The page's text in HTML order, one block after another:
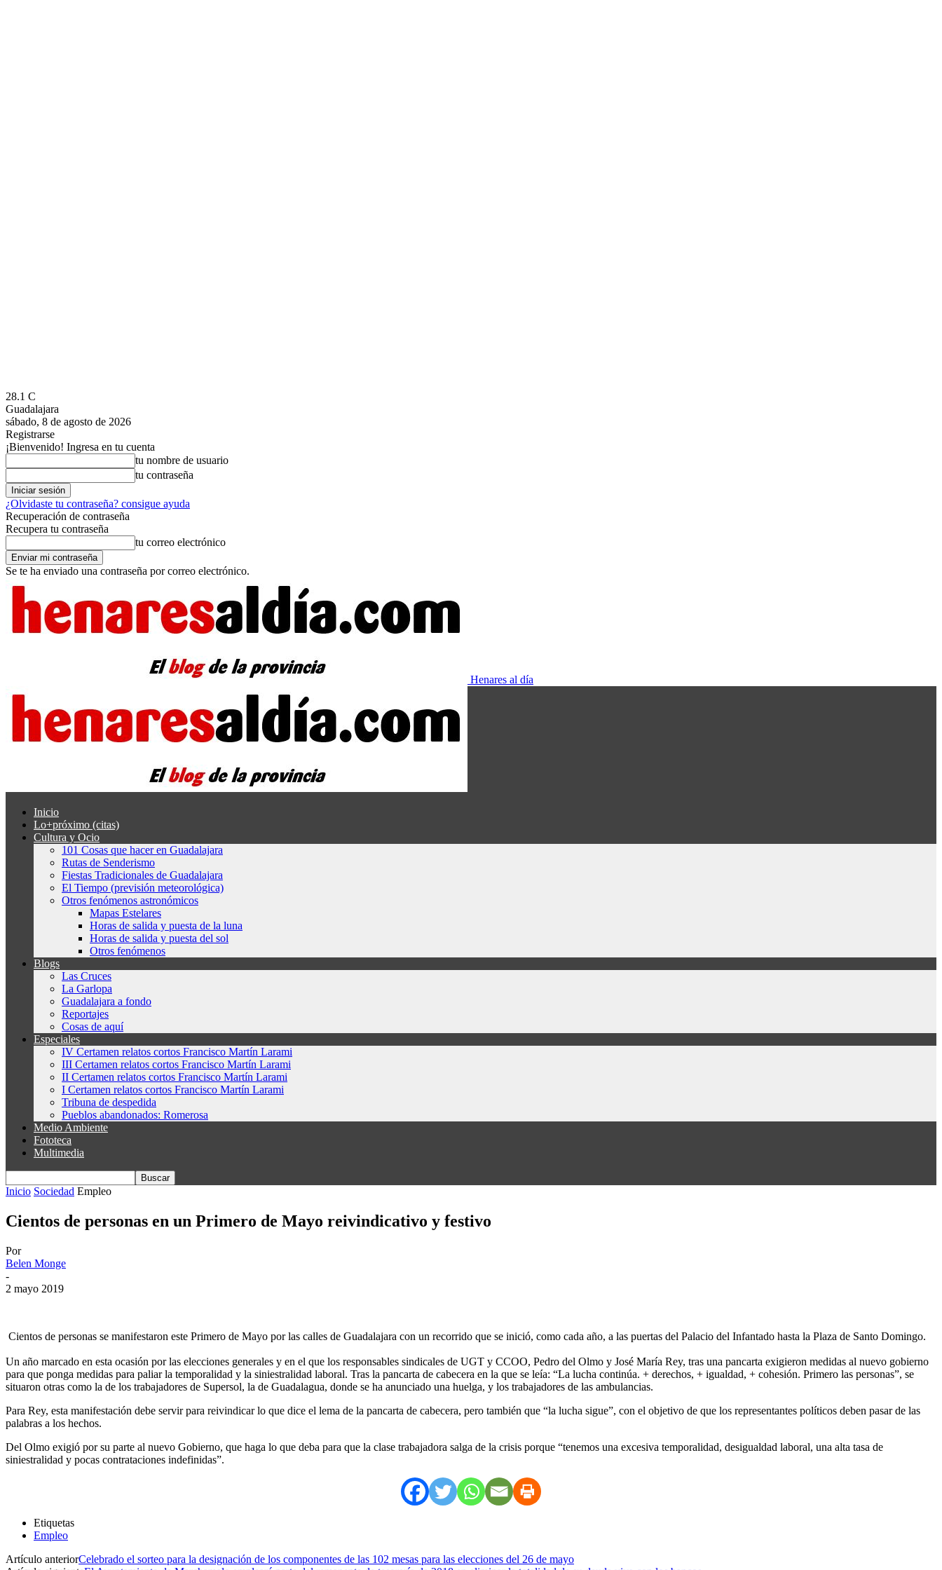
28.1 C
Guadalajara
sábado, 8 de agosto de 2026
Registrarse
¡Bienvenido! Ingresa en tu cuenta
tu nombre de usuario
tu contraseña
¿Olvidaste tu contraseña? consigue ayuda
Recuperación de contraseña
Recupera tu contraseña
tu correo electrónico
Se te ha enviado una contraseña por correo electrónico.
Henares al día
Inicio
Lo+próximo (citas)
Cultura y Ocio
101 Cosas que hacer en Guadalajara
Rutas de Senderismo
Fiestas Tradicionales de Guadalajara
El Tiempo (previsión meteorológica)
Otros fenómenos astronómicos
Mapas Estelares
Horas de salida y puesta de la luna
Horas de salida y puesta del sol
Otros fenómenos
Blogs
Las Cruces
La Garlopa
Guadalajara a fondo
Reportajes
Cosas de aquí
Especiales
IV Certamen relatos cortos Francisco Martín Larami
III Certamen relatos cortos Francisco Martín Larami
II Certamen relatos cortos Francisco Martín Larami
I Certamen relatos cortos Francisco Martín Larami
Tribuna de despedida
Pueblos abandonados: Romerosa
Medio Ambiente
Fototeca
Multimedia
Inicio Sociedad Empleo
Cientos de personas en un Primero de Mayo reivindicativo y festivo
Por
Belen Monge
-
2 mayo 2019
Cientos de personas se manifestaron este Primero de Mayo por las calles de Guadalajara con un recorrido que se inició, como cada año, a las puertas del Palacio del Infantado hasta la Plaza de Santo Domingo.
Un año marcado en esta ocasión por las elecciones generales y en el que los responsables sindicales de UGT y CCOO, Pedro del Olmo y José María Rey, tras una pancarta exigieron medidas al nuevo gobierno
para que ponga medidas para paliar la temporalidad y la siniestralidad laboral. Tras la pancarta de cabecera en la que se leía: “La lucha continúa. + derechos, + igualdad, + cohesión. Primero las personas”, se
situaron otras como la de los trabajadores de Supersol, la de Guadalagua, donde se ha anunciado una huelga, y los trabajadores de las ambulancias.
Para Rey, esta manifestación debe servir para reivindicar lo que dice el lema de la pancarta de cabecera, pero también que “la lucha sigue”, con el objetivo de que los representantes políticos deben pasar de las
palabras a los hechos.
Del Olmo exigió por su parte al nuevo Gobierno, que haga lo que deba para que la clase trabajadora salga de la crisis porque “tenemos una excesiva temporalidad, desigualdad laboral, una alta tasa de
siniestralidad y pocas contrataciones indefinidas”.
Etiquetas
Empleo
Artículo anteriorCelebrado el sorteo para la designación de los componentes de las 102 mesas para las elecciones del 26 de mayo